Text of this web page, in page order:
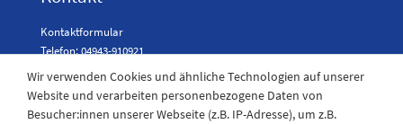
Kontaktformular
Telefon: 04943-910921
Wir verwenden Cookies und ähnliche Technologien auf unserer
Website und verarbeiten personenbezogene Daten von
Besucher:innen unserer Webseite (z.B. IP-Adresse), um z.B.